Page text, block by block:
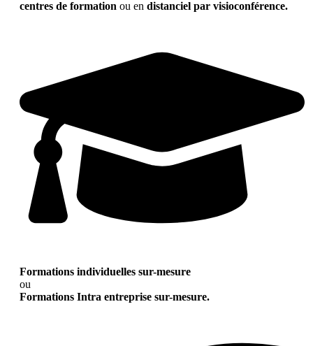
centres de formation ou en distanciel par visioconférence.
Formations individuelles sur-mesure
ou
Formations Intra entreprise sur-mesure.